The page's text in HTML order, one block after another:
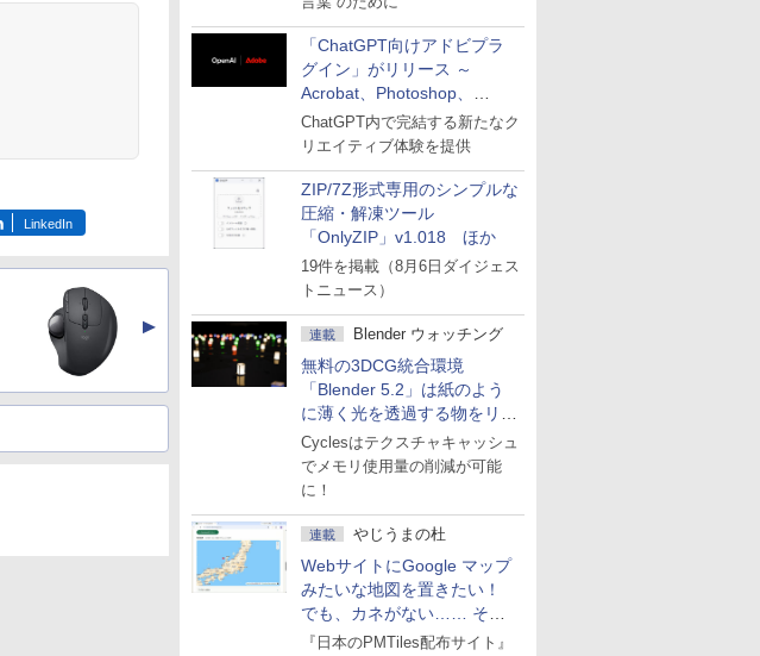
「ChatGPT向けアドビプラ
グイン」がリリース ～
Acrobat、Photoshop、
Premiereなどの機能を1つの
プラグインに統合
ChatGPT内で完結する新たなク
リエイティブ体験を提供
ZIP/7Z形式専用のシンプルな
圧縮・解凍ツール
「OnlyZIP」v1.018 ほか
19件を掲載（8月6日ダイジェス
トニュース）
連載 Blender ウォッチング
無料の3DCG統合環境
「Blender 5.2」は紙のよう
に薄く光を透過する物をリア
ルに表現
Cyclesはテクスチャキャッシュ
でメモリ使用量の削減が可能
に！
連載 やじうまの杜
WebサイトにGoogle マップ
みたいな地図を置きたい！
でも、カネがない…… そん
な人に朗報！
『日本のPMTiles配布サイト』
LinkedIn
▲